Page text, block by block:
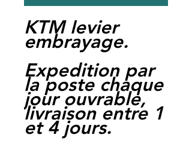
KTM levier
embrayage.
Expedition par
la poste chaque
jour ouvrable,
livraison entre 1
et 4 jours.